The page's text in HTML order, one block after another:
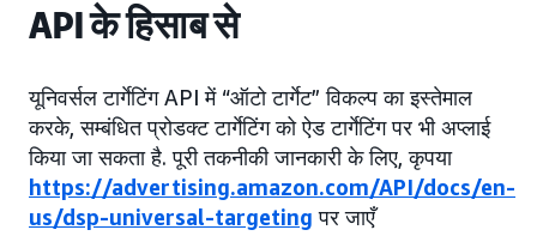
API के हिसाब से
यूनिवर्सल टार्गेटिंग API में “ऑटो टार्गेट” विकल्प का इस्तेमाल
करके, सम्बंधित प्रोडक्ट टार्गेटिंग को ऐड टार्गेटिंग पर भी अप्लाई
किया जा सकता है. पूरी तकनीकी जानकारी के लिए, कृपया
https://advertising.amazon.com/API/docs/en-
us/dsp-universal-targeting पर जाएँ